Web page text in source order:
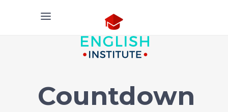
Countdown